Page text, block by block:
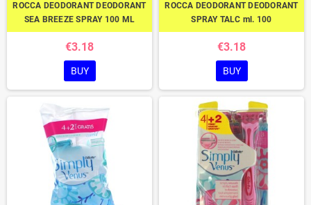
ROCCA DEODORANT DEODORANT
SEA BREEZE SPRAY 100 ML
€3.18
BUY
ROCCA DEODORANT DEODORANT
SPRAY TALC ml. 100
€3.18
BUY